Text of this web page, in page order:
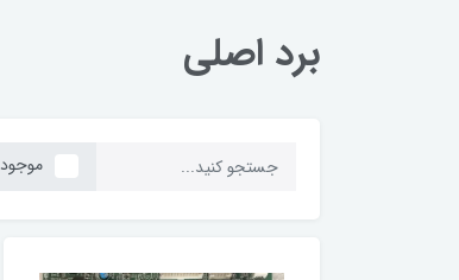
برد اصلی
موجود